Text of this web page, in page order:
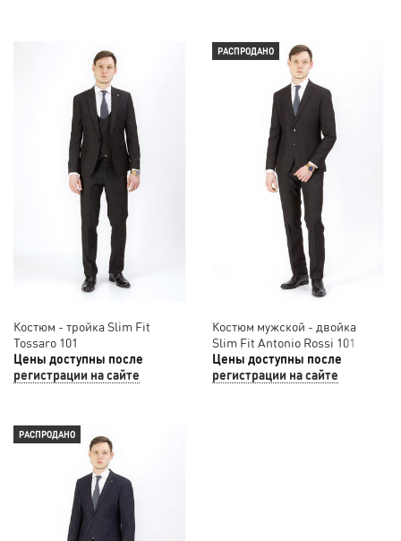
Костюм - тройка Slim Fit
Tossaro 101
Цены доступны после
регистрации на сайте
РАСПРОДАНО
Костюм мужской - двойка
Slim Fit Antonio Rossi 101
Цены доступны после
регистрации на сайте
РАСПРОДАНО